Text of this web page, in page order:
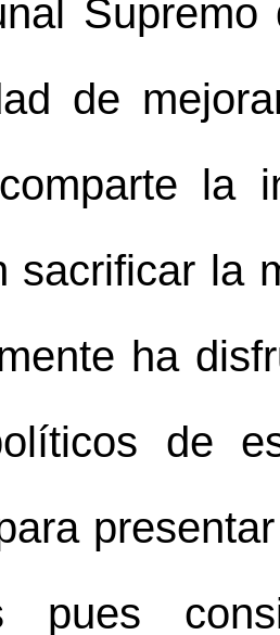
de
la
sacrificar la
ha
de
pues